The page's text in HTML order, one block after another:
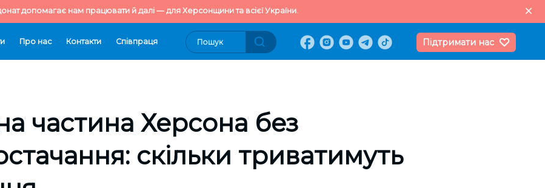
допомагає нам працювати й далі — для Херсонщини та всієї України.
Про нас Контакти Cпівпраця Підтримати нас
частина Херсона без
скільки триватимуть